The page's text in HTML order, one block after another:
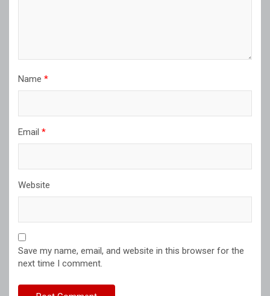
Name *
Email *
Website
Save my name, email, and website in this browser for the
next time I comment.